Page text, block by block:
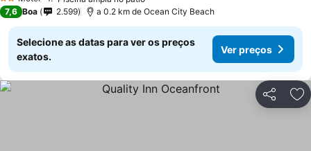
2 Estrelas
7,6 Boa 2.599 a 0.2 km de Ocean City Beach
Selecione as datas para ver os preços
exatos.
Ver preços
Partilhar